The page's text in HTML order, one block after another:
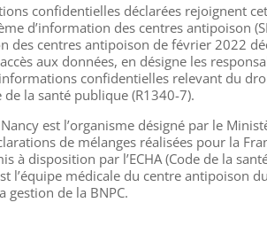
confidentielles déclarées rejoignent
d’information des centres antipoison
des centres antipoison de février 2022
aux données, en désigne les
informations confidentielles relevant du
de la santé publique (R1340-7).
Nancy est l’organisme désigné par le
de mélanges réalisées pour la
à disposition par l’ECHA (Code de la
l’équipe médicale du centre antipoison
gestion de la BNPC.